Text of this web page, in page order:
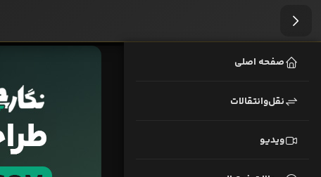
صفحه اصلی
نقل‌وانتقالات
ویدیو